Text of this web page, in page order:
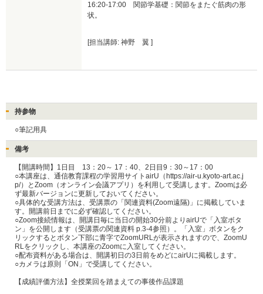
16:20-17:00　関節学基礎：関節をまたぐ筋肉の形
状。
[担当講師: 神野 翼 ]
持参物
○筆記用具
備考
【開講時間】1日目　13：20～ 17：40、2日目9：30～17：00
○本講座は、通信教育課程の学習用サイトairU（https://air-u.kyoto-art.ac.j
p/）とZoom（オンライン会議アプリ）を利用して受講します。Zoomは必
ず最新バージョンに更新しておいてください。
○具体的な受講方法は、受講票の「関連資料(Zoom遠隔)」に掲載していま
す。開講前日までに必ず確認してください。
○Zoom接続情報は、開講日毎に当日の開始30分前よりairUで「入室ボタ
ン」を公開します（受講票の関連資料 p.3-4参照）。「入室」ボタンをク
リックするとボタン下部に青字でZoomURLが表示されますので、ZoomU
RLをクリックし、本講座のZoomに入室してください。
○配布資料がある場合は、開講初日の3日前をめどにairUに掲載します。
○カメラは原則「ON」で受講してください。
【成績評価方法】全授業回を踏まえての事後作品課題